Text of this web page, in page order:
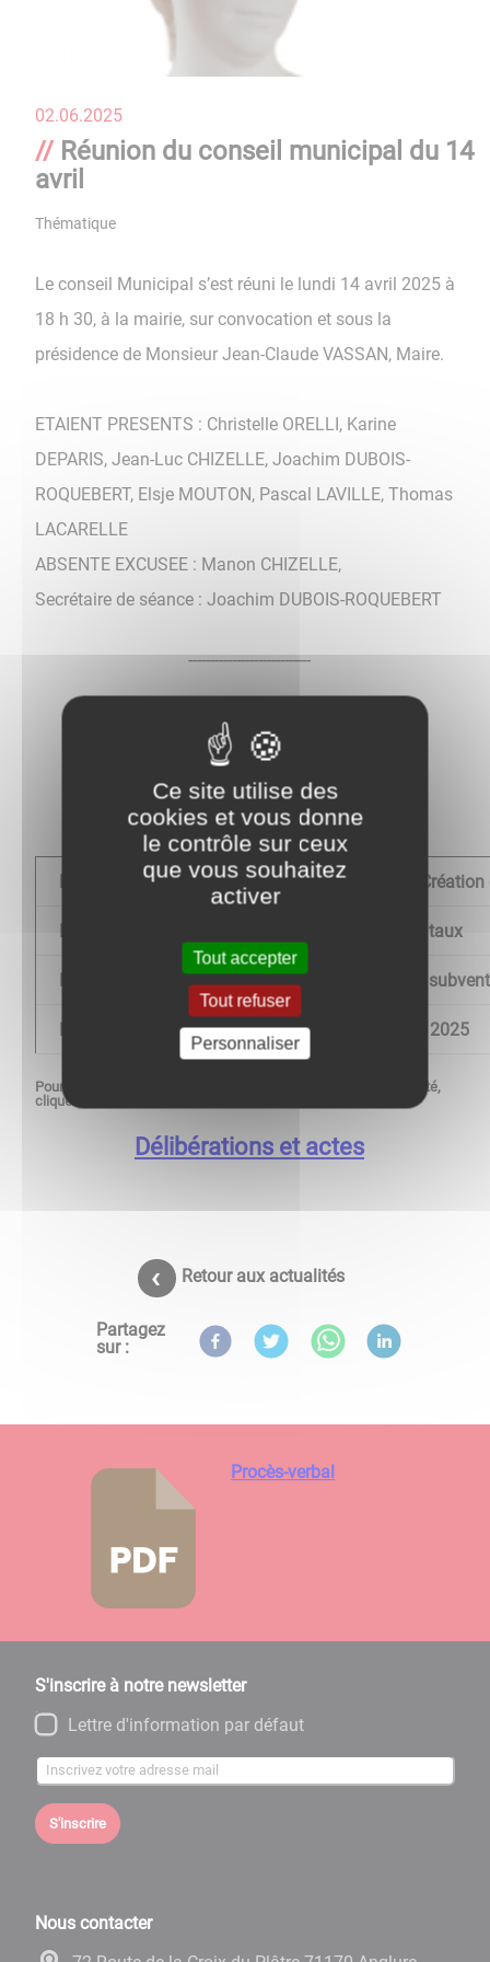
02.06.2025
Réunion du conseil municipal du 14
avril
Thématique
Le conseil Municipal s’est réuni le lundi 14 avril 2025 à
18 h 30, à la mairie, sur convocation et sous la
présidence de Monsieur Jean-Claude VASSAN, Maire.
ETAIENT PRESENTS : Christelle ORELLI, Karine
DEPARIS, Jean-Luc CHIZELLE, Joachim DUBOIS-
ROQUEBERT, Elsje MOUTON, Pascal LAVILLE, Thomas
LACARELLE
ABSENTE EXCUSEE : Manon CHIZELLE,
Secrétaire de séance : Joachim DUBOIS-ROQUEBERT
----------------------------
LISTE DES DELIBERATIONS
D 01/14-04-2025 Secrétariat de mairie :
Budget 2025 : vote des taux
D 03/14-04-2025 Budget 2025 : vote des
D 04/14-04-2025 Vote du budget primitif 2025
Pour consulter les délibérations adressées au contrôle de légalité,
cliquez sur le lien ci-dessous :
Délibérations et actes
Retour aux actualités
Partagez
sur :
Procès-verbal
S'inscrire à notre newsletter
Lettre d'information par défaut
S'inscrire
Nous contacter
Ce site utilise des
cookies et vous donne
le contrôle sur ceux
que vous souhaitez
activer
Tout accepter
Tout refuser
Personnaliser